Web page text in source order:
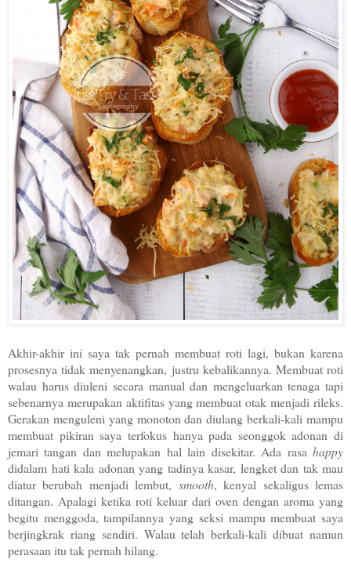
Akhir-akhir ini saya tak pernah membuat roti lagi, bukan karena
prosesnya tidak menyenangkan, justru kebalikannya. Membuat roti
walau harus diuleni secara manual dan mengeluarkan tenaga tapi
sebenarnya merupakan aktifitas yang membuat otak menjadi rileks.
Gerakan menguleni yang monoton dan diulang berkali-kali mampu
membuat pikiran saya terfokus hanya pada seonggok adonan di
jemari tangan dan melupakan hal lain disekitar. Ada rasa happy
didalam hati kala adonan yang tadinya kasar, lengket dan tak mau
diatur berubah menjadi lembut, smooth, kenyal sekaligus lemas
ditangan. Apalagi ketika roti keluar dari oven dengan aroma yang
begitu menggoda, tampilannya yang seksi mampu membuat saya
berjingkrak riang sendiri. Walau telah berkali-kali dibuat namun
perasaan itu tak pernah hilang.